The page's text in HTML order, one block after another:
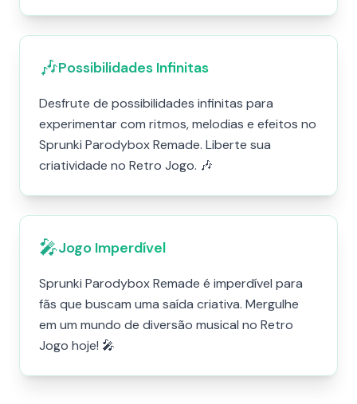
🎶Possibilidades Infinitas
Desfrute de possibilidades infinitas para
experimentar com ritmos, melodias e efeitos no
Sprunki Parodybox Remade. Liberte sua
criatividade no Retro Jogo. 🎶
🎤Jogo Imperdível
Sprunki Parodybox Remade é imperdível para
fãs que buscam uma saída criativa. Mergulhe
em um mundo de diversão musical no Retro
Jogo hoje! 🎤